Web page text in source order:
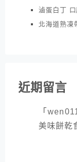
滷蛋白丁
北海道熟凍
近期留言
「
美味餅乾